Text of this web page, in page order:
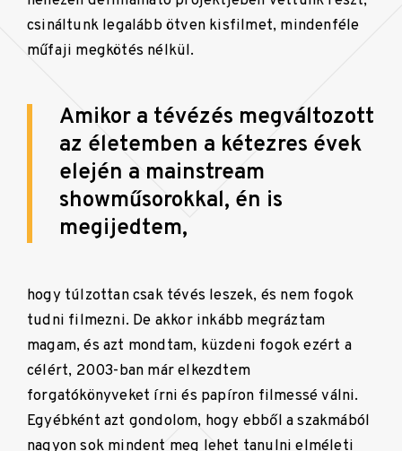
csináltunk legalább ötven kisfilmet, mindenféle
műfaji megkötés nélkül.
Amikor a tévézés megváltozott
az életemben a kétezres évek
elején a mainstream
showműsorokkal, én is
megijedtem,
hogy túlzottan csak tévés leszek, és nem fogok
tudni filmezni. De akkor inkább megráztam
magam, és azt mondtam, küzdeni fogok ezért a
célért, 2003-ban már elkezdtem
forgatókönyveket írni és papíron filmessé válni.
Egyébként azt gondolom, hogy ebből a szakmából
nagyon sok mindent meg lehet tanulni elméleti